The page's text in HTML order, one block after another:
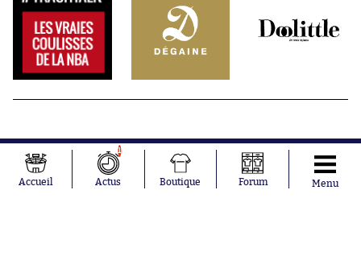
Accueil
1
Actus Boutique Forum Menu